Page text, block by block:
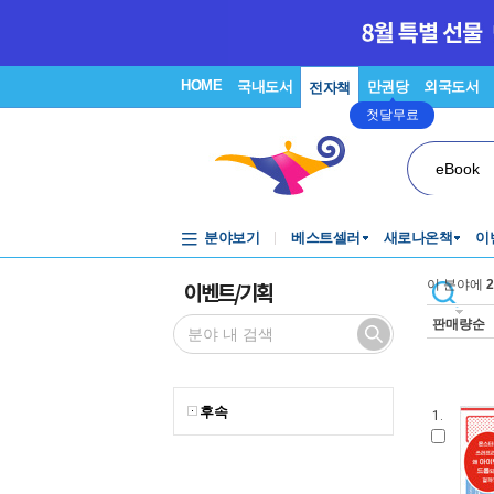
HOME 국내도서 전자책 만권당
첫달무료
외국도서
eBook
분야보기 베스트셀러 새로나온책 이
이벤트/기획
후속
이 분야에 2
판매량순
1.